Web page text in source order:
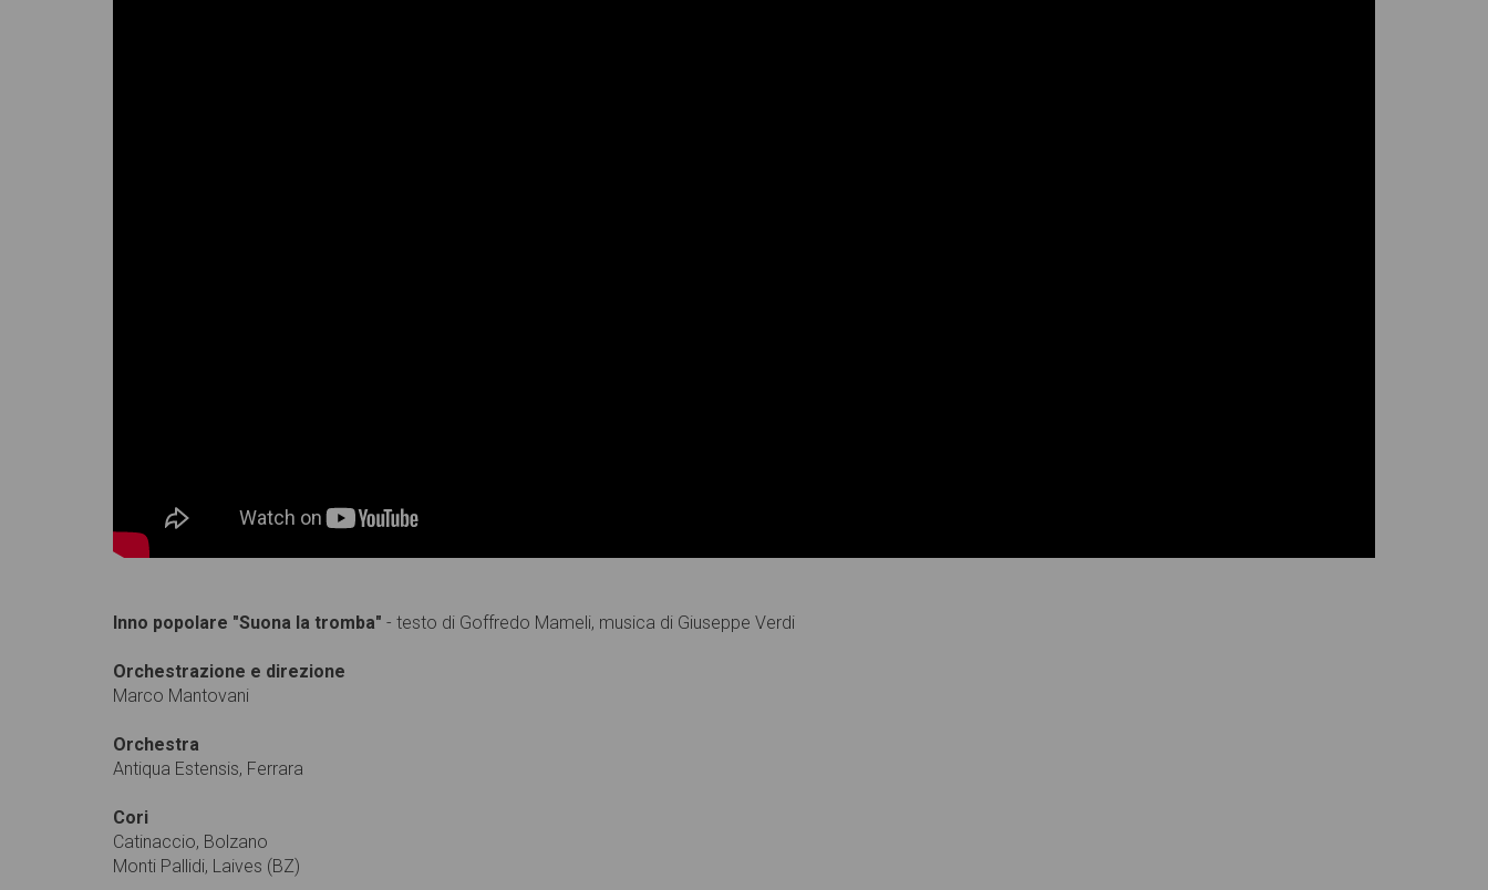
Inno popolare "Suona la tromba" - testo di Goffredo Mameli, musica di Giuseppe Verdi
Orchestrazione e direzione
Marco Mantovani
Orchestra
Antiqua Estensis, Ferrara
Cori
Catinaccio, Bolzano
Monti Pallidi, Laives (BZ)